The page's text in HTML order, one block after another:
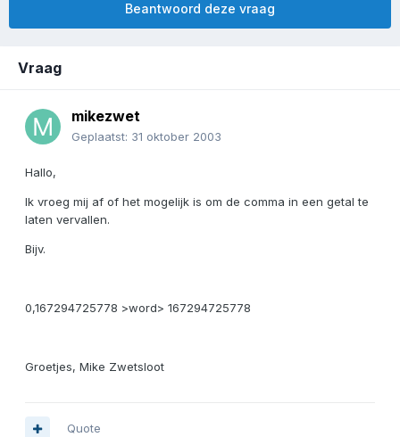
Beantwoord deze vraag
Vraag
mikezwet
Geplaatst: 31 oktober 2003
Hallo,
Ik vroeg mij af of het mogelijk is om de comma in een getal te
laten vervallen.
Bijv.
0,167294725778 >word> 167294725778
Groetjes, Mike Zwetsloot
Quote